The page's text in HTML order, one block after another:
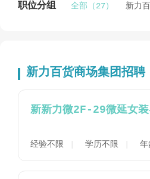
职位分组 全部（27） 新力
新力百货商场集团招聘
新新力微2F-29微延女装
经验不限 学历不限 年